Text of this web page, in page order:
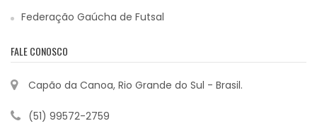
Federação Gaúcha de Futsal
FALE CONOSCO
Capão da Canoa, Rio Grande do Sul - Brasil.
(51) 99572-2759